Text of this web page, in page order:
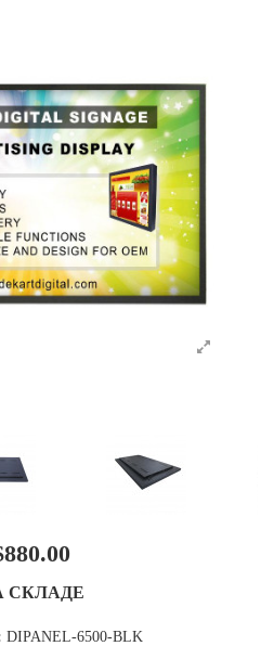
СКЛАДЕ
DIPANEL-6500-BLK